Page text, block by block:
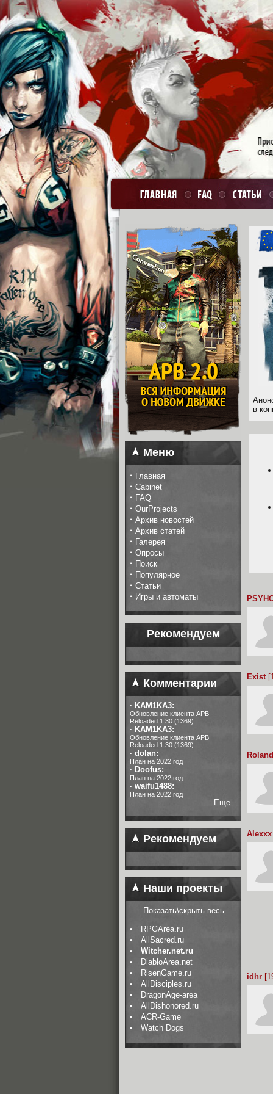
Меню
· Главная
· Cabinet
· FAQ
· OurProjects
· Архив новостей
· Архив статей
· Галерея
· Опросы
· Поиск
· Популярное
· Статьи
· Игры и автоматы
Рекомендуем
Комментарии
· KAM1KA3:
Обновление клиента APB
Reloaded 1.30 (1369)
· KAM1KA3:
Обновление клиента APB
Reloaded 1.30 (1369)
· dolan:
План на 2022 год
· Doofus:
План на 2022 год
· waifu1488:
План на 2022 год
Еще...
Рекомендуем
Наши проекты
Показать\скрыть весь
RPGArea.ru
AllSacred.ru
Witcher.net.ru
DiabloArea.net
RisenGame.ru
AllDisciples.ru
DragonAge-area
AllDishonored.ru
ACR-Game
Watch Dogs
в
Exist
Roland
Alexxx
idhr